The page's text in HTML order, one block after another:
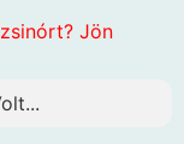
Jön